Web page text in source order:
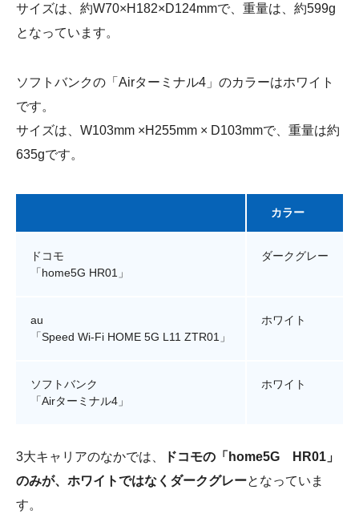
サイズは、約W70×H182×D124mmで、重量は、約599g
となっています。
ソフトバンクの「Airターミナル4」のカラーはホワイト
です。
サイズは、W103mm ×H255mm × D103mmで、重量は約
635gです。
カラー
ドコモ
「home5G HR01」
ダークグレー
au
「Speed Wi-Fi HOME 5G L11 ZTR01」
ホワイト
ソフトバンク
「Airターミナル4」
ホワイト
3大キャリアのなかでは、
ドコモの「home5G HR01」
のみが、ホワイトではなくダークグレーとなっていま
す。